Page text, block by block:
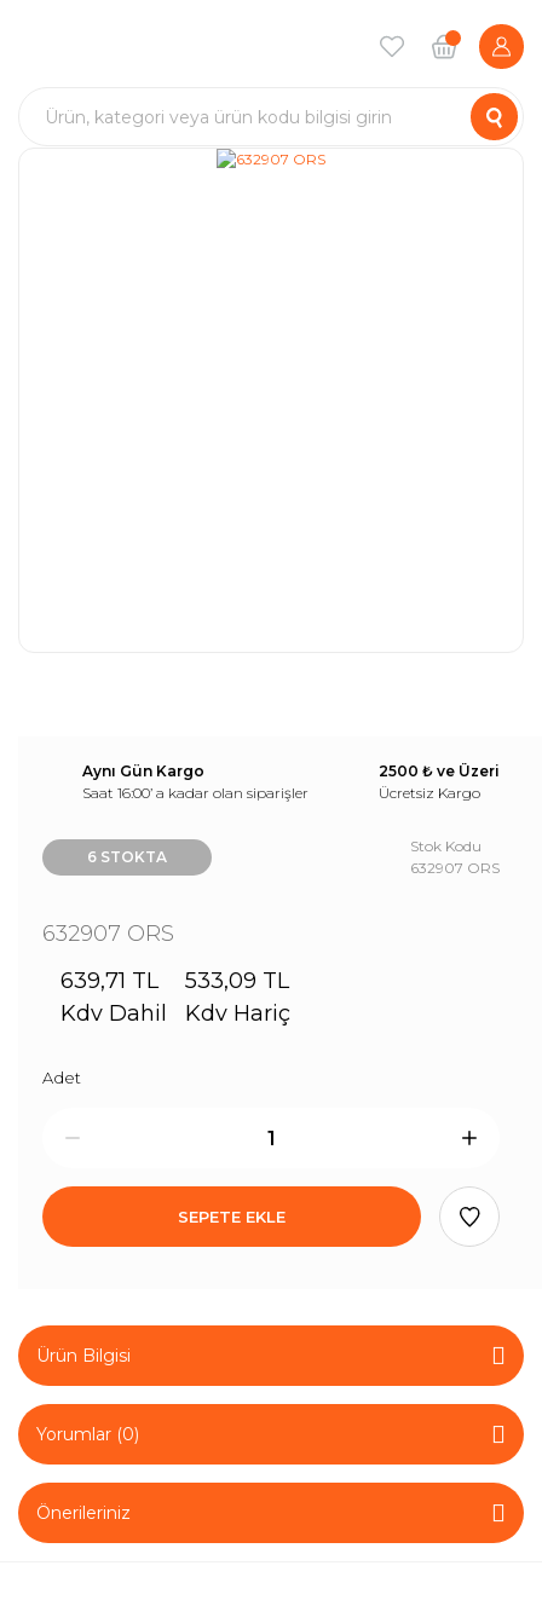
Aynı Gün Kargo
Saat 16:00’ a kadar olan siparişler
2500 ₺ ve Üzeri
Ücretsiz Kargo
6 STOKTA
Stok Kodu
632907 ORS
632907 ORS
639,71 TL
Kdv Dahil
533,09 TL
Kdv Hariç
Adet
SEPETE EKLE
Ürün Bilgisi
Yorumlar (0)
Önerileriniz